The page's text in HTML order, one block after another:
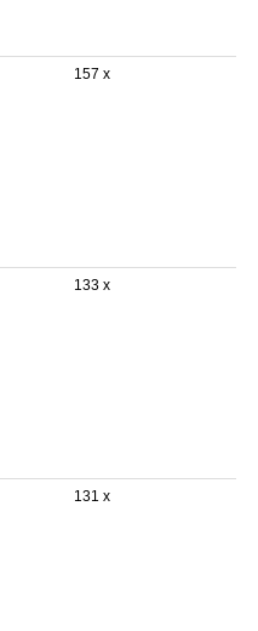
157 x
133 x
131 x